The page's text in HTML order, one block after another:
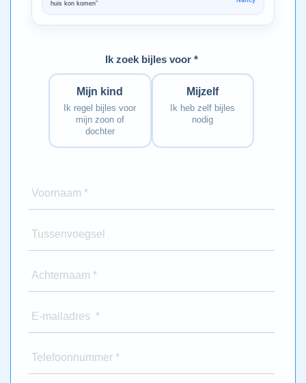
huis kon komen”
Ik zoek bijles voor *
Mijn kind
Ik regel bijles voor
mijn zoon of
dochter
Mijzelf
Ik heb zelf bijles
nodig
Voornaam *
Tussenvoegsel
Achternaam *
E-mailadres *
Telefoonnummer *